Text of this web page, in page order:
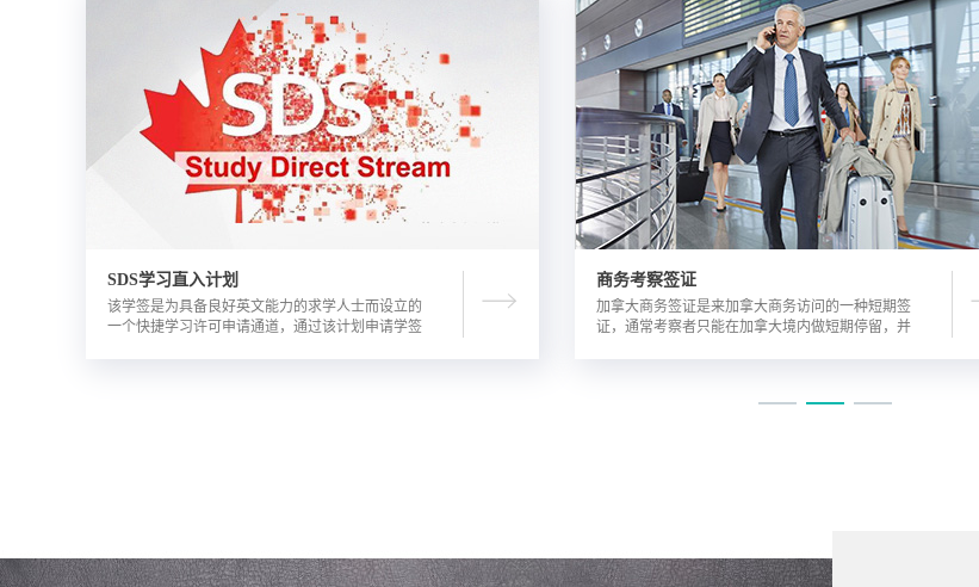
SDS学习直入计划
该学签是为具备良好英文能力的求学人士而设立的
一个快捷学习许可申请通道，通过该计划申请学签
商务考察签证
加拿大商务签证是来加拿大商务访问的一种短期签
证，通常考察者只能在加拿大境内做短期停留，并